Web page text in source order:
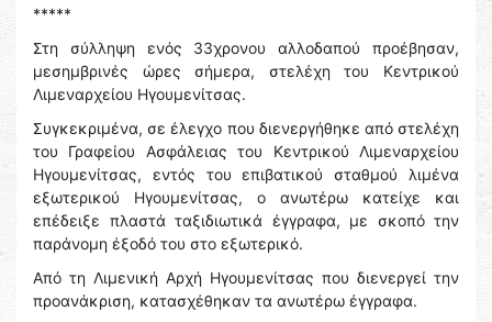
*****
Στη σύλληψη ενός 33χρονου αλλοδαπού προέβησαν,
μεσημβρινές ώρες σήμερα, στελέχη του Κεντρικού
Λιμεναρχείου Ηγουμενίτσας.
Συγκεκριμένα, σε έλεγχο που διενεργήθηκε από στελέχη
του Γραφείου Ασφάλειας του Κεντρικού Λιμεναρχείου
Ηγουμενίτσας, εντός του επιβατικού σταθμού λιμένα
εξωτερικού Ηγουμενίτσας, ο ανωτέρω κατείχε και
επέδειξε πλαστά ταξιδιωτικά έγγραφα, με σκοπό την
παράνομη έξοδό του στο εξωτερικό.
Από τη Λιμενική Αρχή Ηγουμενίτσας που διενεργεί την
προανάκριση, κατασχέθηκαν τα ανωτέρω έγγραφα.